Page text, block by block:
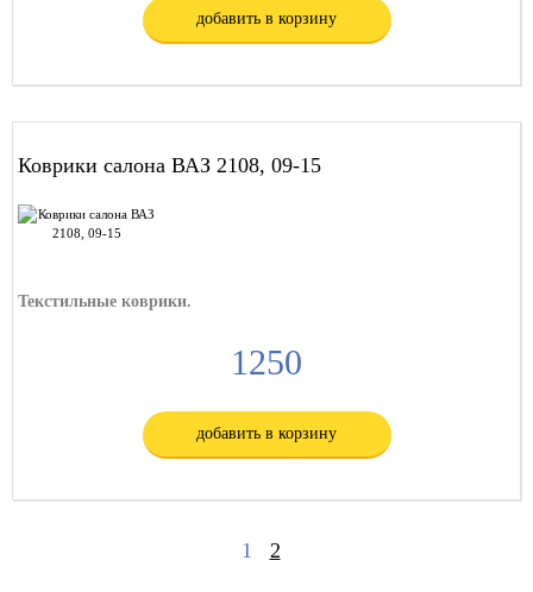
добавить в корзину
Коврики салона ВАЗ 2108, 09-15
Текстильные коврики.
1250
добавить в корзину
1 2